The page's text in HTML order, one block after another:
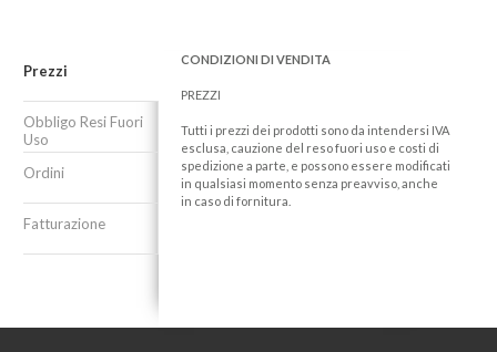
Prezzi
Obbligo Resi Fuori
Uso
Ordini
Fatturazione
CONDIZIONI DI VENDITA
PREZZI
Tutti i prezzi dei prodotti sono da intendersi IVA
esclusa, cauzione del reso fuori uso e costi di
spedizione a parte, e possono essere modificati
in qualsiasi momento senza preavviso, anche
in caso di fornitura.